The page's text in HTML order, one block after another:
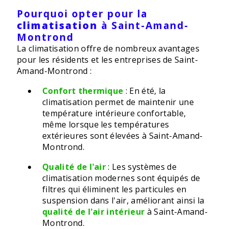
Pourquoi opter pour la
climatisation à Saint-Amand-
Montrond
La climatisation offre de nombreux avantages
pour les résidents et les entreprises de Saint-
Amand-Montrond :
Confort thermique : En été, la
climatisation permet de maintenir une
température intérieure confortable,
même lorsque les températures
extérieures sont élevées à Saint-Amand-
Montrond.
Qualité de l'air: Les systèmes de
climatisation modernes sont équipés de
filtres qui éliminent les particules en
suspension dans l'air, améliorant ainsi la
qualité de l'air intérieur à Saint-Amand-
Montrond.